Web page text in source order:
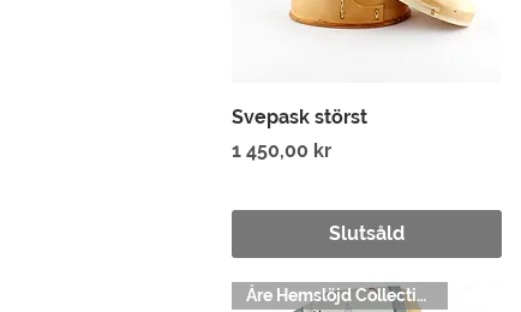
Snabbvisning
Svepask störst
Pris
1 450,00 kr
Slutsåld
Åre Hemslöjd Collection